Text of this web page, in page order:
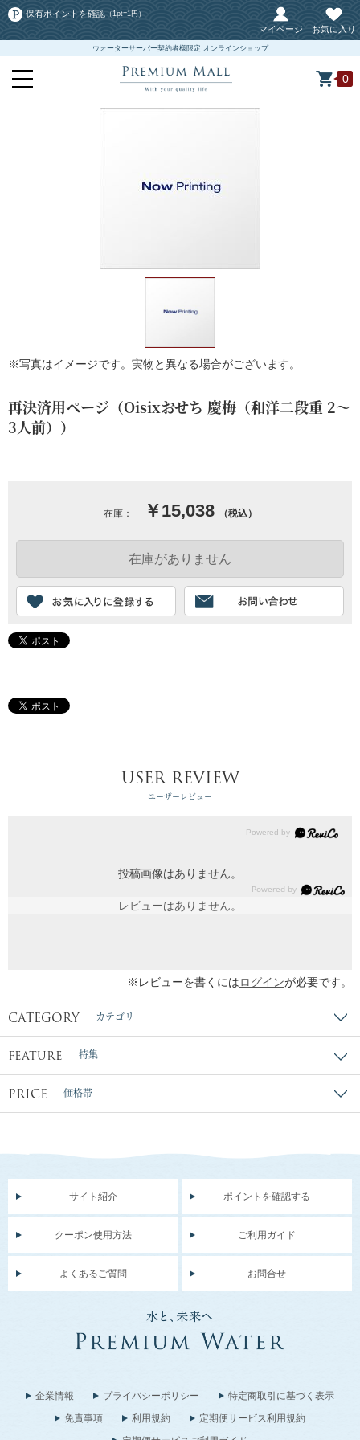
保有ポイントを確認 （1pt=1円）
マイページ お気に入り
ウォーターサーバー契約者様限定 オンラインショップ
0
※写真はイメージです。実物と異なる場合がございます。
再決済用ページ（Oisixおせち 慶梅（和洋二段重 2～
3人前））
在庫： ￥15,038 （税込）
USER REVIEW
ユーザーレビュー
投稿画像はありません。
レビューはありません。
※レビューを書くにはログインが必要です。
CATEGORY カテゴリ
FEATURE 特集
PRICE 価格帯
サイト紹介 ポイントを確認する
クーポン使用方法 ご利用ガイド
よくあるご質問 お問合せ
企業情報 プライバシーポリシー
特定商取引に基づく表示
免責事項
利用規約
定期便サービス利用規約